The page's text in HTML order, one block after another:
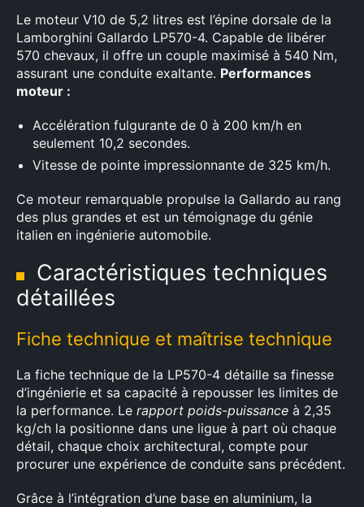
Le moteur V10 de 5,2 litres est l’épine dorsale de la
Lamborghini Gallardo LP570-4. Capable de libérer
570 chevaux, il offre un couple maximisé à 540 Nm,
assurant une conduite exaltante. Performances
moteur :
Accélération fulgurante de 0 à 200 km/h en
seulement 10,2 secondes.
Vitesse de pointe impressionnante de 325 km/h.
Ce moteur remarquable propulse la Gallardo au rang
des plus grandes et est un témoignage du génie
italien en ingénierie automobile.
Caractéristiques techniques
détaillées
Fiche technique et maîtrise technique
La fiche technique de la LP570-4 détaille sa finesse
d’ingénierie et sa capacité à repousser les limites de
la performance. Le rapport poids-puissance à 2,35
kg/ch la positionne dans une ligue à part où chaque
détail, chaque choix architectural, compte pour
procurer une expérience de conduite sans précédent.
Grâce à l’intégration d’une base en aluminium, la